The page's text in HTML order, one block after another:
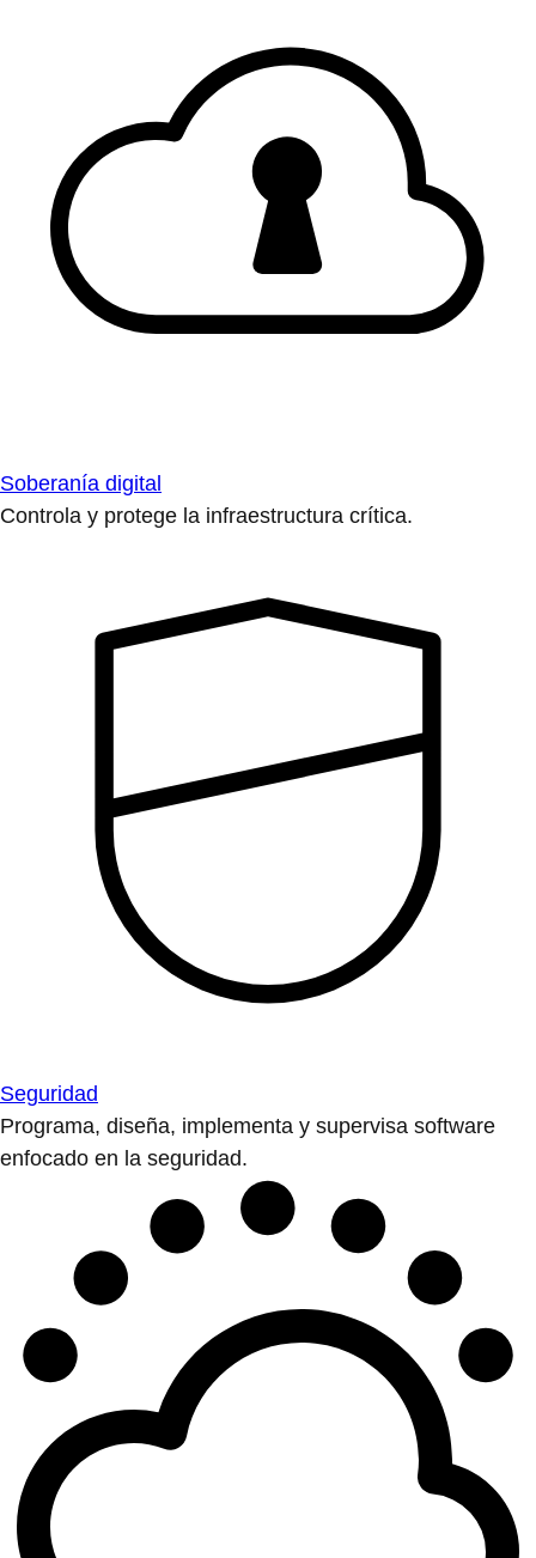
Soberanía digital
Controla y protege la infraestructura crítica.
Seguridad
Programa, diseña, implementa y supervisa software
enfocado en la seguridad.